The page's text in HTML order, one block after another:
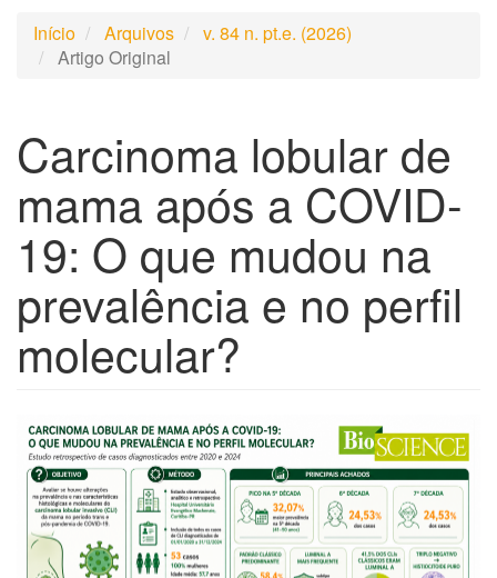
Início Arquivos
v. 84 n. pt.e. (2026)
Artigo Original
Carcinoma lobular de
mama após a COVID-
19: O que mudou na
prevalência e no perfil
molecular?
Barra
lateral
de
artigos